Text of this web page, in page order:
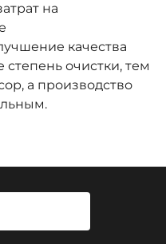
на
качества
очистки, тем
а производство